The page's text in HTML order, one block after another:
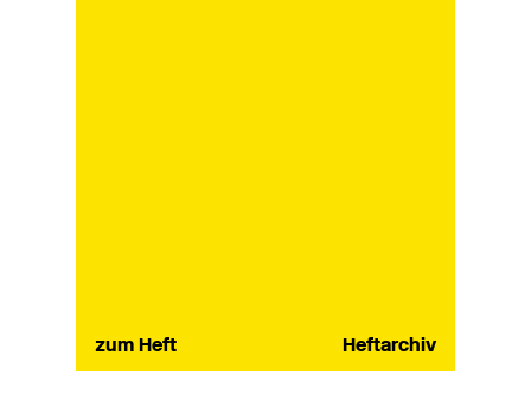
zum Heft Heftarchiv